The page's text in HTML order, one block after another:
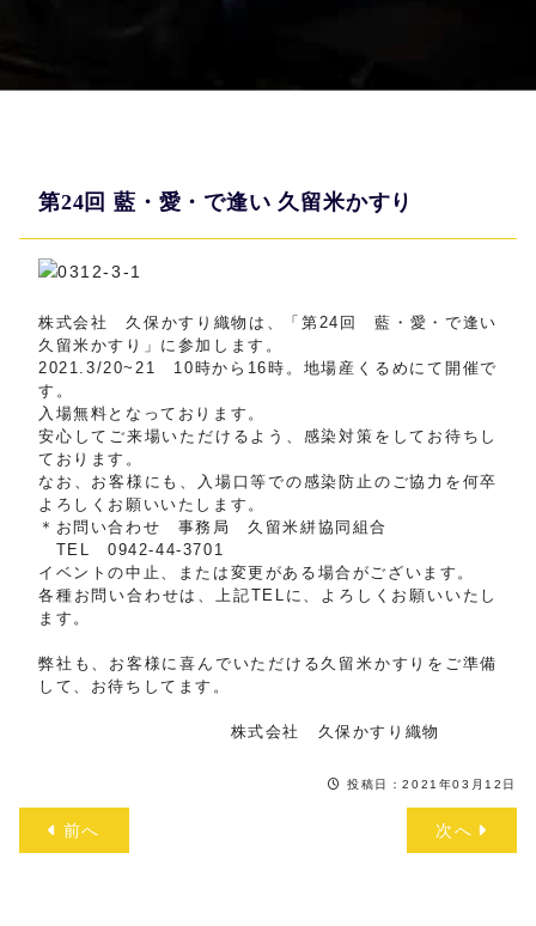
第24回 藍・愛・で逢い 久留米かすり
株式会社 久保かすり織物は、「第24回 藍・愛・で逢い
久留米かすり」に参加します。
2021.3/20~21 10時から16時。地場産くるめにて開催で
す。
入場無料となっております。
安心してご来場いただけるよう、感染対策をしてお待ちし
ております。
なお、お客様にも、入場口等での感染防止のご協力を何卒
よろしくお願いいたします。
＊お問い合わせ 事務局 久留米絣協同組合
TEL 0942-44-3701
イベントの中止、または変更がある場合がございます。
各種お問い合わせは、上記TELに、よろしくお願いいたし
ます。
弊社も、お客様に喜んでいただける久留米かすりをご準備
して、お待ちしてます。
株式会社 久保かすり織物
投稿日：2021年03月12日
前へ 次へ